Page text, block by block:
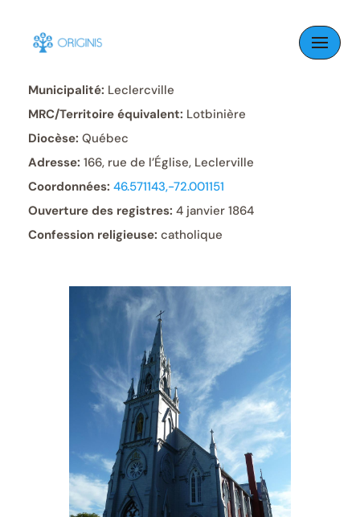
Skip
content
Municipalité: Leclercville
MRC/Territoire équivalent: Lotbinière
Diocèse: Québec
Adresse: 166, rue de l’Église, Leclerville
Coordonnées: 46.571143,-72.001151
Ouverture des registres: 4 janvier 1864
Confession religieuse: catholique